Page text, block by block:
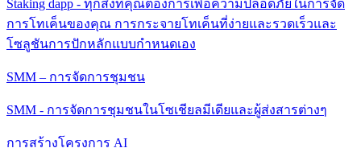
Staking dapp - ทุกสิ่งที่คุณต้องการเพื่อความปลอดภัยในการจัด
การโทเค็นของคุณ การกระจายโทเค็นที่ง่ายและรวดเร็วและ
โซลูชันการปักหลักแบบกําหนดเอง
SMM – การจัดการชุมชน
SMM - การจัดการชุมชนในโซเชียลมีเดียและผู้ส่งสารต่างๆ
การสร้างโครงการ AI